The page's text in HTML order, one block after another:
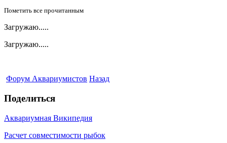
Пометить все прочитанным
Загружаю.....
Загружаю.....
Форум Аквариумистов Назад
Поделиться
Аквариумная Википедия
Расчет совместимости рыбок